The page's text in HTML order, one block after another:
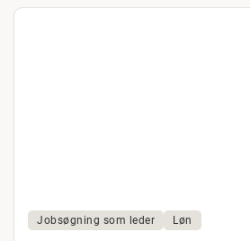
Jobsøgning som leder Løn